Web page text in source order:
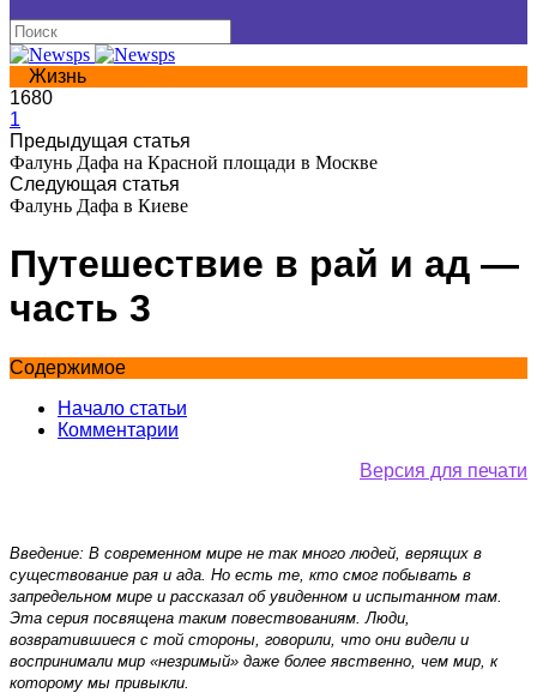
Жизнь
1680
1
Предыдущая статья
Фалунь Дафа на Красной площади в Москве
Следующая статья
Фалунь Дафа в Киеве
Путешествие в рай и ад —
часть 3
Содержимое
Начало статьи
Комментарии
Версия для печати
Введение: В современном мире не так много людей, верящих в
существование рая и ада. Но есть те, кто смог побывать в
запредельном мире и рассказал об увиденном и испытанном там.
Эта серия посвящена таким повествованиям. Люди,
возвратившиеся с той стороны, говорили, что они видели и
воспринимали мир «незримый» даже более явственно, чем мир, к
которому мы привыкли.